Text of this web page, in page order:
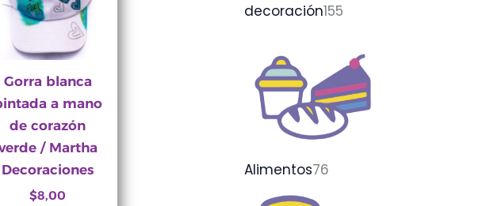
Gorra blanca
a mano
de corazón
/ Martha
Decoraciones
$8,00
decoración155
Alimentos76